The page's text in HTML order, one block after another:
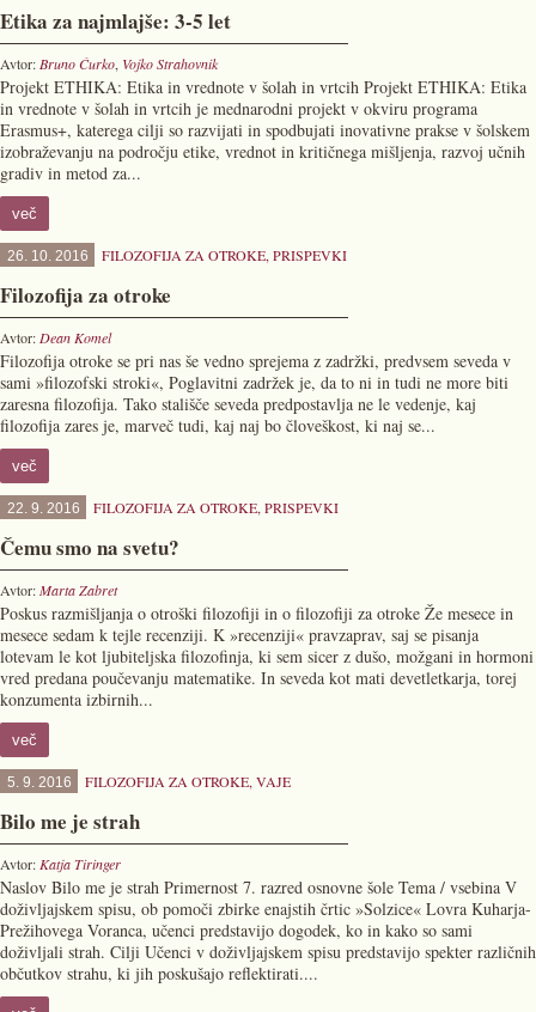
Etika za najmlajše: 3-5 let
Avtor: Bruno Ćurko, Vojko Strahovnik
Projekt ETHIKA: Etika in vrednote v šolah in vrtcih Projekt ETHIKA: Etika
in vrednote v šolah in vrtcih je mednarodni projekt v okviru programa
Erasmus+, katerega cilji so razvijati in spodbujati inovativne prakse v šolskem
izobraževanju na področju etike, vrednot in kritičnega mišljenja, razvoj učnih
gradiv in metod za...
več
26. 10. 2016 FILOZOFIJA ZA OTROKE, PRISPEVKI
Filozofija za otroke
Avtor: Dean Komel
Filozofija otroke se pri nas še vedno sprejema z zadržki, predvsem seveda v
sami »filozofski stroki«, Poglavitni zadržek je, da to ni in tudi ne more biti
zaresna filozofija. Tako stališče seveda predpostavlja ne le vedenje, kaj
filozofija zares je, marveč tudi, kaj naj bo človeškost, ki naj se...
več
22. 9. 2016 FILOZOFIJA ZA OTROKE, PRISPEVKI
Čemu smo na svetu?
Avtor:Marta Zabret
Poskus razmišljanja o otroški filozofiji in o filozofiji za otroke Že mesece in
mesece sedam k tejle recenziji. K »recenziji« pravzaprav, saj se pisanja
lotevam le kot ljubiteljska filozofinja, ki sem sicer z dušo, možgani in hormoni
vred predana poučevanju matematike. In seveda kot mati devetletkarja, torej
konzumenta izbirnih...
več
5. 9. 2016 FILOZOFIJA ZA OTROKE, VAJE
Bilo me je strah
Avtor: Katja Tiringer
Naslov Bilo me je strah Primernost 7. razred osnovne šole Tema / vsebina V
doživljajskem spisu, ob pomoči zbirke enajstih črtic »Solzice« Lovra Kuharja-
Prežihovega Voranca, učenci predstavijo dogodek, ko in kako so sami
doživljali strah. Cilji Učenci v doživljajskem spisu predstavijo spekter različnih
občutkov strahu, ki jih poskušajo reflektirati....